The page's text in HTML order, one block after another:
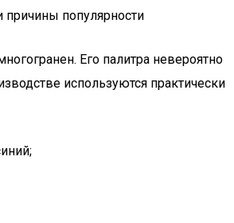
причины популярности
Его палитра невероятно
используются практически